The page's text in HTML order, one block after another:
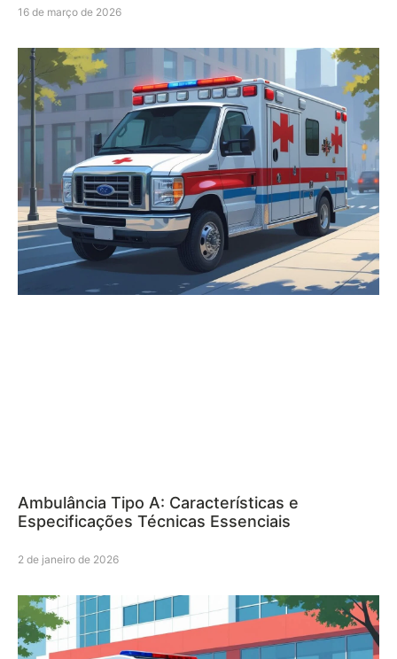
16 de março de 2026
Ambulância Tipo A: Características e
Especificações Técnicas Essenciais
2 de janeiro de 2026